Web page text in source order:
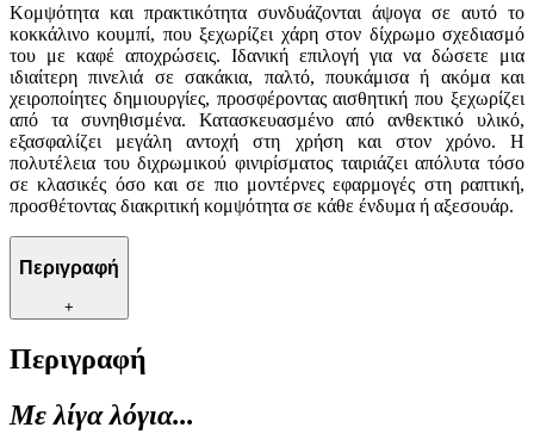
Κομψότητα και πρακτικότητα συνδυάζονται άψογα σε αυτό το
κοκκάλινο κουμπί, που ξεχωρίζει χάρη στον δίχρωμο σχεδιασμό
του με καφέ αποχρώσεις. Ιδανική επιλογή για να δώσετε μια
ιδιαίτερη πινελιά σε σακάκια, παλτό, πουκάμισα ή ακόμα και
χειροποίητες δημιουργίες, προσφέροντας αισθητική που ξεχωρίζει
από τα συνηθισμένα. Κατασκευασμένο από ανθεκτικό υλικό,
εξασφαλίζει μεγάλη αντοχή στη χρήση και στον χρόνο. Η
πολυτέλεια του διχρωμικού φινιρίσματος ταιριάζει απόλυτα τόσο
σε κλασικές όσο και σε πιο μοντέρνες εφαρμογές στη ραπτική,
προσθέτοντας διακριτική κομψότητα σε κάθε ένδυμα ή αξεσουάρ.
Περιγραφή
+
Περιγραφή
Με λίγα λόγια...